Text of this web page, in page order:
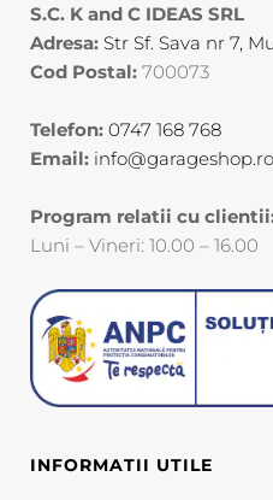
S.C. K and C IDEAS SRL
Adresa: Str Sf. Sava nr 7,
Cod Postal: 700073
Telefon: 0747 168 768
Email: info@garageshop.ro
Program relatii cu
Luni – Vineri: 10.00 – 16.00
INFORMATII UTILE